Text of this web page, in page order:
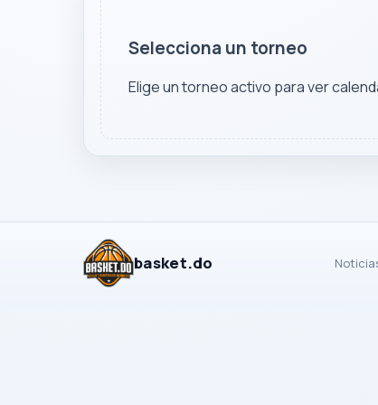
Selecciona un torneo
Elige un torneo activo para ver
basket.do